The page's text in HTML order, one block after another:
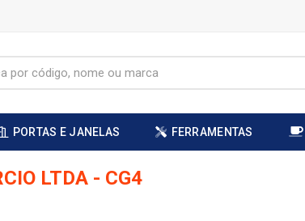
PORTAS E JANELAS FERRAMENTAS
LTDA - CG4